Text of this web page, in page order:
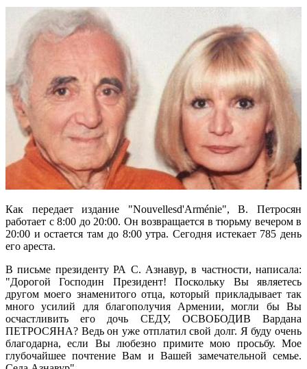
Как передает издание "Nouvellesd'Arménie", В. Петросян
работает с 8:00 до 20:00. Он возвращается в тюрьму вечером в
20:00 и остается там до 8:00 утра. Сегодня истекает 785 день
его ареста.
В письме президенту РА С. Азнавур, в частности, написала:
"Дорогой Господин Президент! Поскольку Вы являетесь
другом моего знаменитого отца, который прикладывает так
много усилий для благополучия Армении, могли бы Вы
осчастливить его дочь СЕДУ, ОСВОБОДИВ Вардана
ПЕТРОСЯНА? Ведь он уже отплатил свой долг. Я буду очень
благодарна, если Вы любезно примите мою просьбу. Мое
глубочайшее почтение Вам и Вашей замечательной семье.